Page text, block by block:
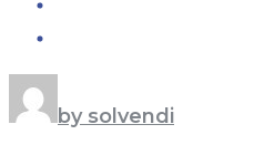
by solvendi